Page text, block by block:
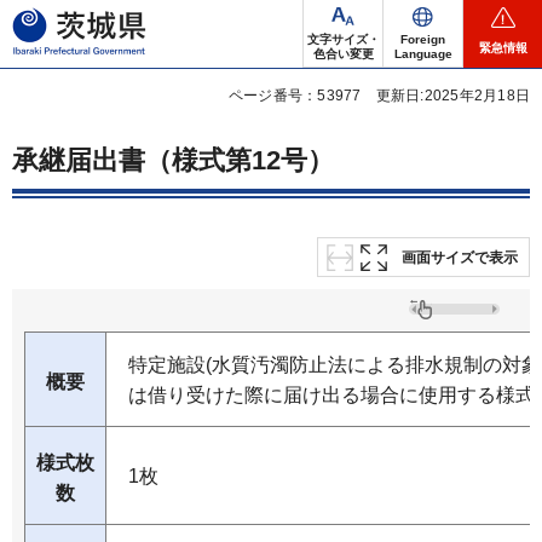
茨城県
文字サイズ・
色合い変更
Foreign
Language
緊急情報
ページ番号：53977 更新日:2025年2月18日
承継届出書（様式第12号）
画面サイズで表示
概要
特定施設(水質汚濁防止法による排水規制の対
は借り受けた際に届け出る場合に使用する様
様式枚
数
1枚